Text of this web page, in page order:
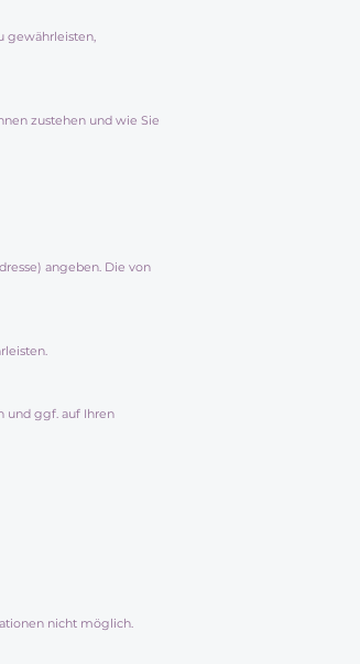
gewährleisten,
zustehen und wie Sie
angeben. Die von
und ggf. auf Ihren
nicht möglich.